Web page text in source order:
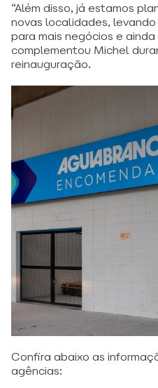
“Além disso, já estamos
novas localidades,
para mais negócios e
complementou Michel
reinauguração.
Confira abaixo as
agências: